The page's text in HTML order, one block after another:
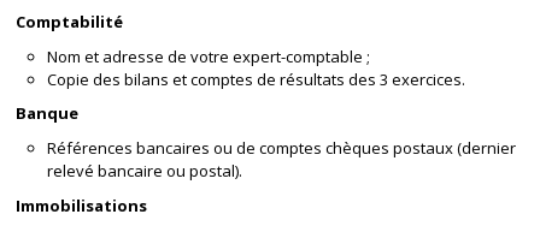
Comptabilité
Nom et adresse de votre expert-comptable ;
Copie des bilans et comptes de résultats des 3 exercices.
Banque
Références bancaires ou de comptes chèques postaux (dernier
relevé bancaire ou postal).
Immobilisations